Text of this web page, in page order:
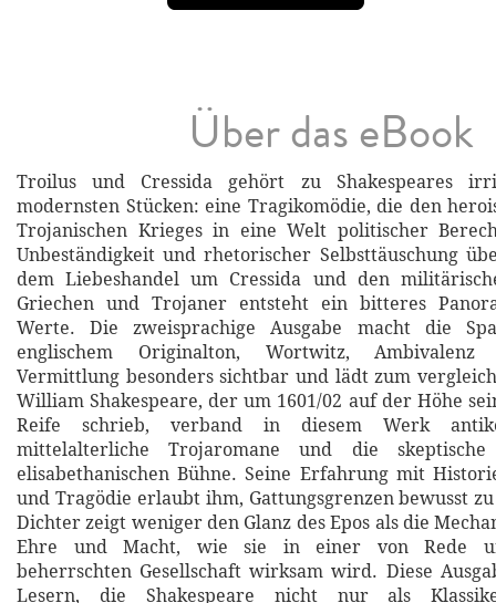
Über das eBook
Troilus und Cressida gehört zu Shakespeares
modernsten Stücken: eine Tragikomödie, die den
Trojanischen Krieges in eine Welt politischer
Unbeständigkeit und rhetorischer Selbsttäuschung
dem Liebeshandel um Cressida und den
Griechen und Trojaner entsteht ein bitteres
Werte. Die zweisprachige Ausgabe macht die
englischem Originalton, Wortwitz,
Vermittlung besonders sichtbar und lädt zum
William Shakespeare, der um 1601/02 auf der Höhe
Reife schrieb, verband in diesem Werk
mittelalterliche Trojaromane und die
elisabethanischen Bühne. Seine Erfahrung mit
und Tragödie erlaubt ihm, Gattungsgrenzen bewusst
Dichter zeigt weniger den Glanz des Epos als die
Ehre und Macht, wie sie in einer von Rede
beherrschten Gesellschaft wirksam wird. Diese
Lesern, die Shakespeare nicht nur als